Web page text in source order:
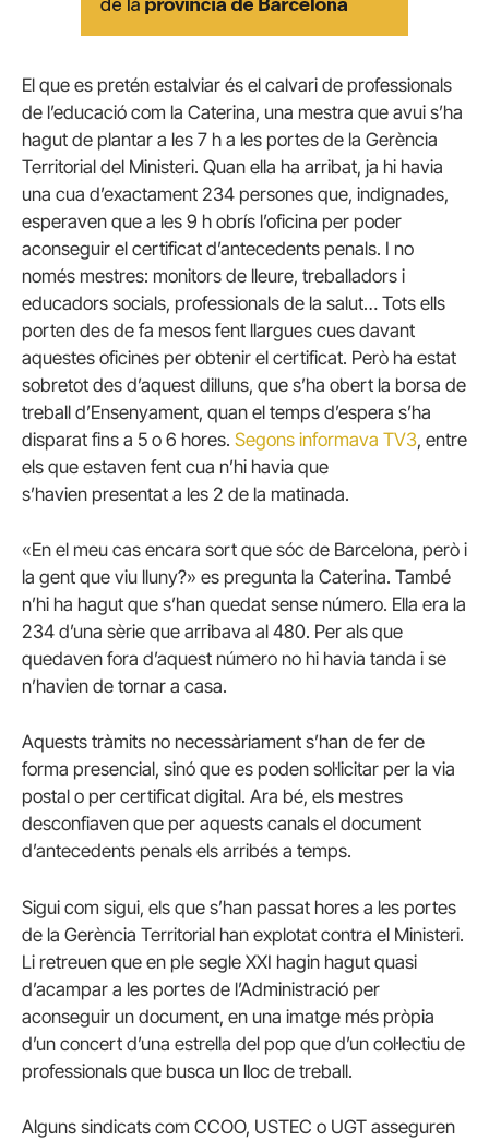
El que es pretén estalviar és el calvari de professionals
de l’educació com la Caterina, una mestra que avui s’ha
hagut de plantar a les 7 h a les portes de la Gerència
Territorial del Ministeri. Quan ella ha arribat, ja hi havia
una cua d’exactament 234 persones que, indignades,
esperaven que a les 9 h obrís l’oficina per poder
aconseguir el certificat d’antecedents penals. I no
només mestres: monitors de lleure, treballadors i
educadors socials, professionals de la salut… Tots ells
porten des de fa mesos fent llargues cues davant
aquestes oficines per obtenir el certificat. Però ha estat
sobretot des d’aquest dilluns, que s’ha obert la borsa de
treball d’Ensenyament, quan el temps d’espera s’ha
disparat fins a 5 o 6 hores. Segons informava TV3, entre
els que estaven fent cua n’hi havia que
s’havien presentat a les 2 de la matinada.
«En el meu cas encara sort que sóc de Barcelona, però i
la gent que viu lluny?» es pregunta la Caterina. També
n’hi ha hagut que s’han quedat sense número. Ella era la
234 d’una sèrie que arribava al 480. Per als que
quedaven fora d’aquest número no hi havia tanda i se
n’havien de tornar a casa.
Aquests tràmits no necessàriament s’han de fer de
forma presencial, sinó que es poden sol·licitar per la via
postal o per certificat digital. Ara bé, els mestres
desconfiaven que per aquests canals el document
d’antecedents penals els arribés a temps.
Sigui com sigui, els que s’han passat hores a les portes
de la Gerència Territorial han explotat contra el Ministeri.
Li retreuen que en ple segle XXI hagin hagut quasi
d’acampar a les portes de l’Administració per
aconseguir un document, en una imatge més pròpia
d’un concert d’una estrella del pop que d’un col·lectiu de
professionals que busca un lloc de treball.
Alguns sindicats com CCOO, USTEC o UGT asseguren